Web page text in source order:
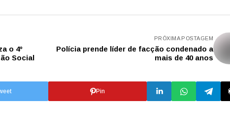
o 4º
Social
PRÓXIMA POSTAGEM
Polícia prende líder de facção condenado a
mais de 40 anos
Pin